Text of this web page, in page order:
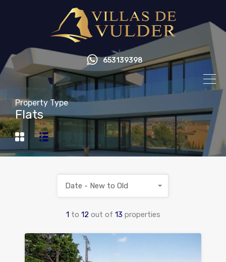
653139398
Property Type
Flats
1 to 12 out of 13 properties
Date - New to Old